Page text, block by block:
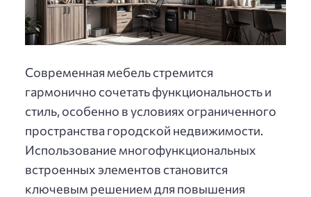
Современная мебель стремится
гармонично сочетать функциональность и
стиль, особенно в условиях ограниченного
пространства городской недвижимости.
Использование многофункциональных
встроенных элементов становится
ключевым решением для повышения